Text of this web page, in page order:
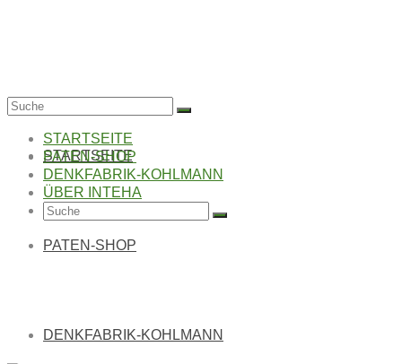
STARTSEITE
PATEN-SHOP
DENKFABRIK-KOHLMANN
Suche
STARTSEITE
PATEN-SHOP
DENKFABRIK-KOHLMANN
ÜBER INTEHA
Suche